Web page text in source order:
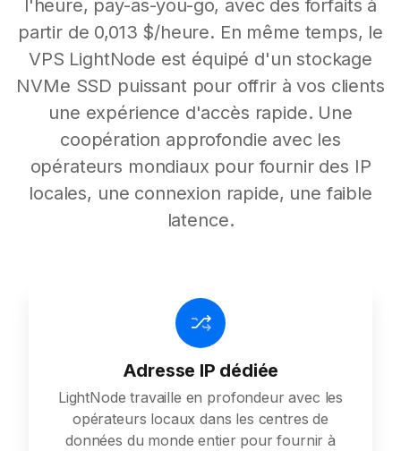
l'heure, pay-as-you-go, avec des forfaits à
partir de 0,013 $/heure. En même temps, le
VPS LightNode est équipé d'un stockage
NVMe SSD puissant pour offrir à vos clients
une expérience d'accès rapide. Une
coopération approfondie avec les
opérateurs mondiaux pour fournir des IP
locales, une connexion rapide, une faible
latence.
Adresse IP dédiée
LightNode travaille en profondeur avec les
opérateurs locaux dans les centres de
données du monde entier pour fournir à